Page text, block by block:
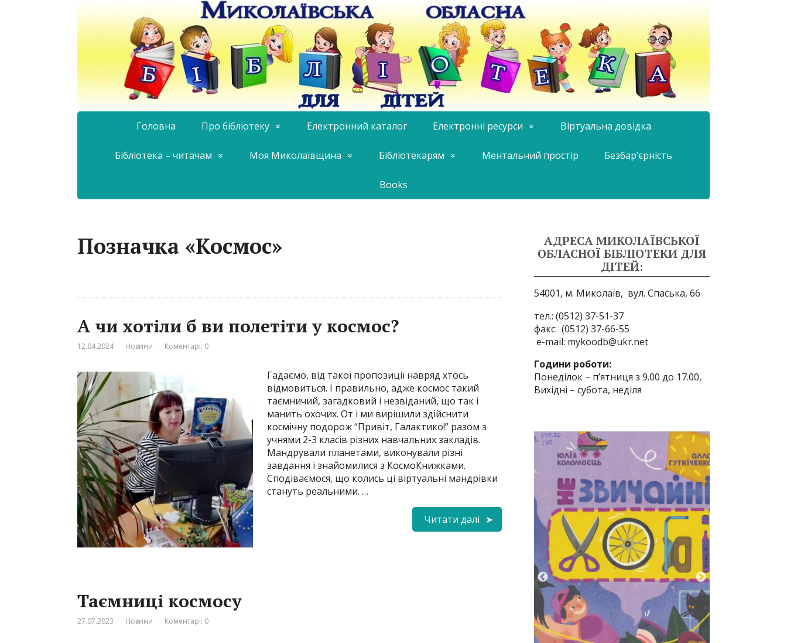
Головна Про бібліотеку Електронний каталог Електронні ресурси Віртуальна довідка
Бібліотека – читачам Моя Миколаївщина Бібліотекарям Ментальний простір Безбар’єрність
Books
Позначка «Космос»
А чи хотіли б ви полетіти у космос?
12.04.2024 Новини Коментарі: 0
Гадаємо, від такої пропозиції навряд хтось
відмовиться. І правильно, адже космос такий
таємничий, загадковий і незвіданий, що так і
манить охочих. От і ми вирішили здійснити
космічну подорож “Привіт, Галактико!” разом з
учнями 2-3 класів різних навчальних закладів.
Мандрували планетами, виконували різні
завдання і знайомилися з КосмоКнижками.
Сподіваємося, що колись ці віртуальні мандрівки
стануть реальними. …
Читати далі
Таємниці космосу
27.07.2023 Новини Коментарі: 0
АДРЕСА МИКОЛАЇВСЬКОЇ
ОБЛАСНОЇ БІБЛІОТЕКИ ДЛЯ
ДІТЕЙ:
54001, м. Миколаїв, вул. Спаська, 66
тел.: (0512) 37-51-37
факс: (0512) 37-66-55
e-mail: mykoodb@ukr.net
Години роботи:
Понеділок – п’ятниця з 9.00 до 17.00,
Вихідні – субота, неділя